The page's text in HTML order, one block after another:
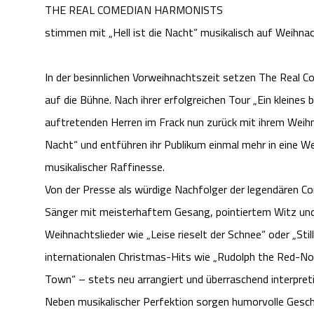
THE REAL COMEDIAN HARMONISTS
stimmen mit „Hell ist die Nacht“ musikalisch auf
In der besinnlichen Vorweihnachtszeit setzen The Real
auf die Bühne. Nach ihrer erfolgreichen Tour „Ein kleines
auftretenden Herren im Frack nun zurück mit ihrem
Nacht“ und entführen ihr Publikum einmal mehr in eine
musikalischer Raffinesse.
Von der Presse als würdige Nachfolger der legendären
Sänger mit meisterhaftem Gesang, pointiertem Witz
Weihnachtslieder wie „Leise rieselt der Schnee“ oder
internationalen Christmas-Hits wie „Rudolph the Red-
Town“ – stets neu arrangiert und überraschend
Neben musikalischer Perfektion sorgen humorvolle